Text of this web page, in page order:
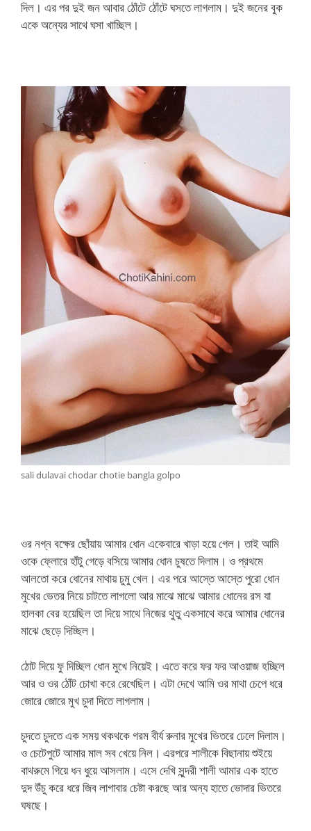
দিল। এর পর দুই জন আবার ঠোঁটে ঠোঁটে ঘসতে লাগলাম। দুই জনের বুক
একে অন্যের সাথে ঘসা খাচ্ছিল।
sali dulavai chodar chotie bangla golpo
ওর নগ্ন বক্ষের ছোঁয়ায় আমার ধোন একেবারে খাড়া হয়ে গেল। তাই আমি
ওকে ফ্লোরে হাঁটু গেড়ে বসিয়ে আমার ধোন চুষতে দিলাম। ও প্রথমে
আলতো করে ধোনের মাথায় চুমু খেল। এর পরে আস্তে আস্তে পুরো ধোন
মুখের ভেতর নিয়ে চাটতে লাগলো আর মাঝে মাঝে আমার ধোনের রস যা
হালকা বের হয়েছিল তা দিয়ে সাথে নিজের থুতু একসাথে করে আমার ধোনের
মাঝে ছেড়ে দিচ্ছিল।
ঠোট দিয়ে ফু দিচ্ছিল ধোন মুখে নিয়েই। এতে করে ফর ফর আওয়াজ হচ্ছিল
আর ও ওর ঠোঁট চোখা করে রেখেছিল। এটা দেখে আমি ওর মাথা চেপে ধরে
জোরে জোরে মুখ চুদা দিতে লাগলাম।
চুদতে চুদতে এক সময় থকথকে গরম বীর্য রুনার মুখের ভিতরে ঢেলে দিলাম।
ও চেটেপুটে আমার মাল সব খেয়ে নিল। এরপরে শালীকে বিছানায় শুইয়ে
বাথরুমে গিয়ে ধন ধুয়ে আসলাম। এসে দেখি সুন্দরী শালী আমার এক হাতে
দুদ উঁচু করে ধরে জিব লাগাবার চেষ্টা করছে আর অন্য হাতে ভোদার ভিতরে
ঘষছে।